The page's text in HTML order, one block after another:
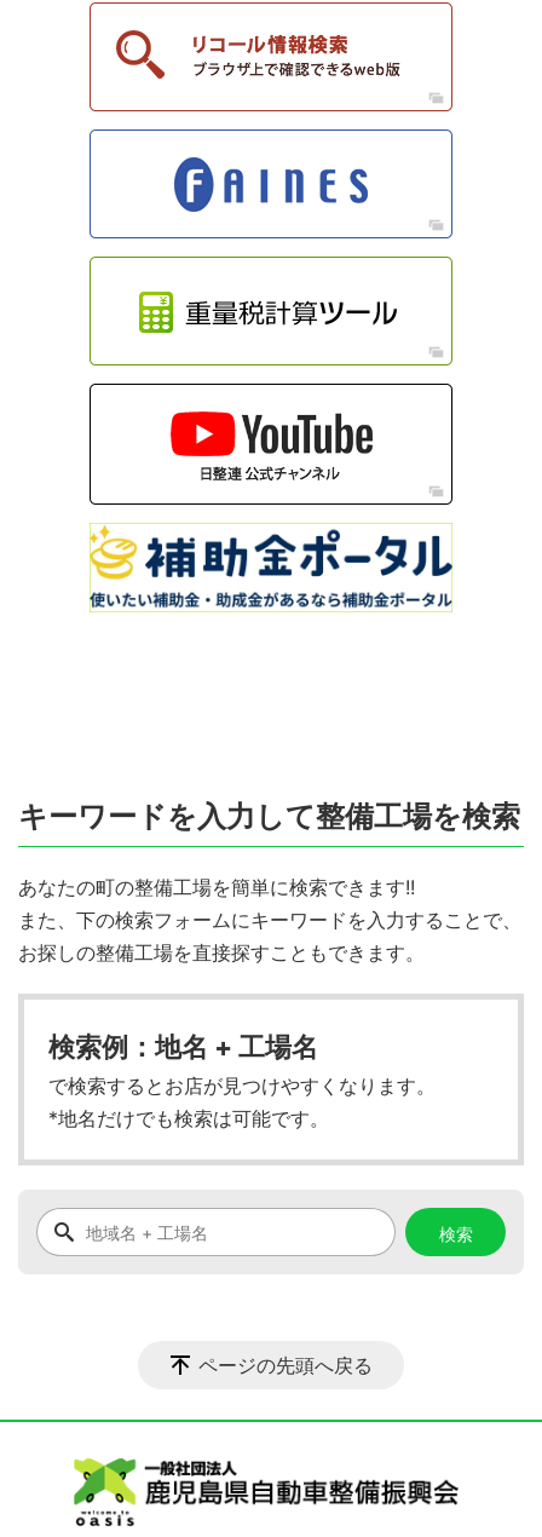
キーワードを入力して整備工場を検索
あなたの町の整備工場を簡単に検索できます!!
また、下の検索フォームにキーワードを入力することで、
お探しの整備工場を直接探すこともできます。
検索例：地名 + 工場名
で検索するとお店が見つけやすくなります。
*地名だけでも検索は可能です。
ページの先頭へ戻る